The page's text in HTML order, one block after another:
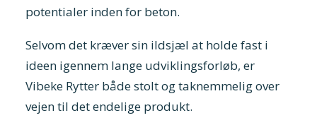
potentialer inden for beton.
Selvom det kræver sin ildsjæl at holde fast i
ideen igennem lange udviklingsforløb, er
Vibeke Rytter både stolt og taknemmelig over
vejen til det endelige produkt.